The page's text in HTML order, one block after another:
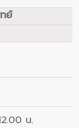
ย์
น.